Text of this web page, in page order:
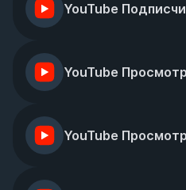
YouTube
YouTube
YouTube